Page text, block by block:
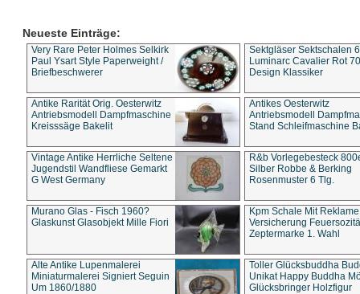
Neueste Einträge:
Very Rare Peter Holmes Selkirk
Paul Ysart Style Paperweight /
Briefbeschwerer
Sektgläser Sektschalen
Luminarc Cavalier Rot
Design Klassiker
Antike Rarität Orig. Oesterwitz
Antriebsmodell Dampfmaschine
Kreisssäge Bakelit
Antikes Oesterwitz
Antriebsmodell
Stand Schleifmaschine
Vintage Antike Herrliche Seltene
Jugendstil Wandfliese Gemarkt
G West Germany
R&b Vorlegebesteck
Silber Robbe & Berking
Rosenmuster 6 Tlg.
Murano Glas - Fisch 1960?
Glaskunst Glasobjekt Mille Fiori
Kpm Schale Mit Reklame
Versicherung
Zeptermarke 1. Wahl
Alte Antike Lupenmalerei
Miniaturmalerei Signiert Seguin
Um 1860/1880
Toller Glücksbuddha
Unikat Happy Buddha
Glücksbringer Holzfigur